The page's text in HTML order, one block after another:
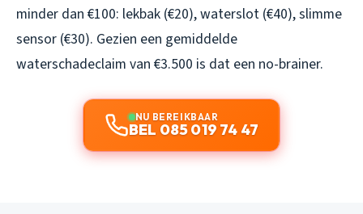
minder dan €100: lekbak (€20), waterslot (€40), slimme
sensor (€30). Gezien een gemiddelde
waterschadeclaim van €3.500 is dat een no-brainer.
NU BEREIKBAAR
BEL 085 019 74 47